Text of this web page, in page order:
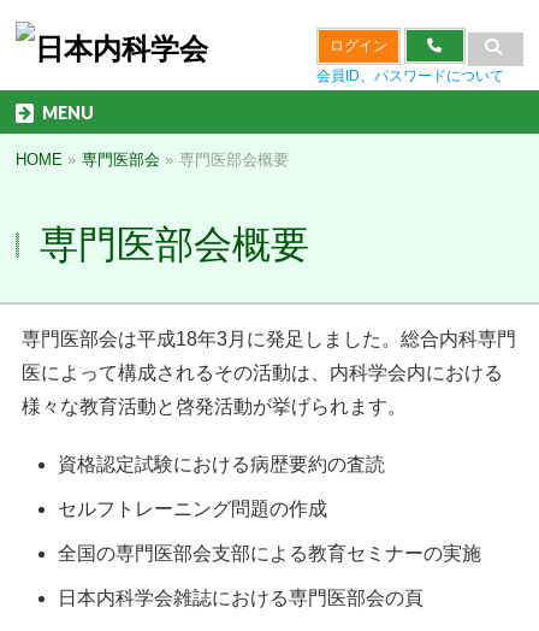
ログイン
会員ID、パスワードについて
MENU
HOME » 専門医部会 » 専門医部会概要
専門医部会概要
専門医部会は平成18年3月に発足しました。総合内科専門
医によって構成されるその活動は、内科学会内における
様々な教育活動と啓発活動が挙げられます。
資格認定試験における病歴要約の査読
セルフトレーニング問題の作成
全国の専門医部会支部による教育セミナーの実施
日本内科学会雑誌における専門医部会の頁